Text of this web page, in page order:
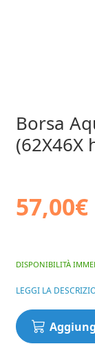
Borsa
(62X46X
57,00€
DISPONIBILITÀ
LEGGI LA
Borsa
Aquos